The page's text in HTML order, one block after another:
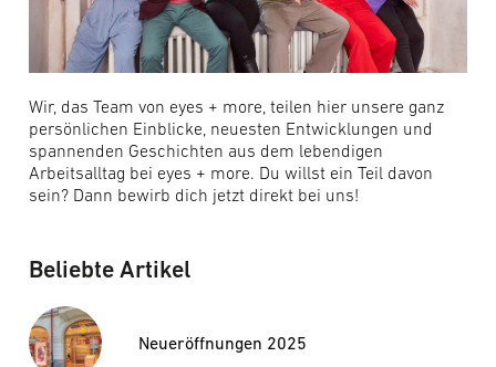
Wir, das Team von eyes + more, teilen hier unsere ganz
persönlichen Einblicke, neuesten Entwicklungen und
spannenden Geschichten aus dem lebendigen
Arbeitsalltag bei eyes + more. Du willst ein Teil davon
sein? Dann bewirb dich jetzt direkt bei uns!
Beliebte Artikel
Neueröffnungen 2025